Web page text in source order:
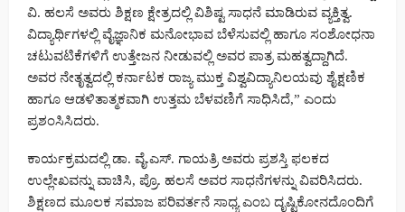
ವಿ. ಹಲಸೆ ಅವರು ಶಿಕ್ಷಣ ಕ್ಷೇತ್ರದಲ್ಲಿ ವಿಶಿಷ್ಟ ಸಾಧನೆ ಮಾಡಿರುವ ವ್ಯಕ್ತಿತ್ವ.
ವಿದ್ಯಾರ್ಥಿಗಳಲ್ಲಿ ವೈಜ್ಞಾನಿಕ ಮನೋಭಾವ ಬೆಳೆಸುವಲ್ಲಿ ಹಾಗೂ ಸಂಶೋಧನಾ
ಚಟುವಟಿಕೆಗಳಿಗೆ ಉತ್ತೇಜನ ನೀಡುವಲ್ಲಿ ಅವರ ಪಾತ್ರ ಮಹತ್ವದ್ದಾಗಿದೆ.
ಅವರ ನೇತೃತ್ವದಲ್ಲಿ ಕರ್ನಾಟಕ ರಾಜ್ಯ ಮುಕ್ತ ವಿಶ್ವವಿದ್ಯಾನಿಲಯವು ಶೈಕ್ಷಣಿಕ
ಹಾಗೂ ಆಡಳಿತಾತ್ಮಕವಾಗಿ ಉತ್ತಮ ಬೆಳವಣಿಗೆ ಸಾಧಿಸಿದೆ,” ಎಂದು
ಪ್ರಶಂಸಿಸಿದರು.
ಕಾರ್ಯಕ್ರಮದಲ್ಲಿ ಡಾ. ವೈ.ಎಸ್. ಗಾಯತ್ರಿ ಅವರು ಪ್ರಶಸ್ತಿ ಫಲಕದ
ಉಲ್ಲೇಖವನ್ನು ವಾಚಿಸಿ, ಪ್ರೊ. ಹಲಸೆ ಅವರ ಸಾಧನೆಗಳನ್ನು ವಿವರಿಸಿದರು.
ಶಿಕ್ಷಣದ ಮೂಲಕ ಸಮಾಜ ಪರಿವರ್ತನೆ ಸಾಧ್ಯ ಎಂಬ ದೃಷ್ಟಿಕೋನದೊಂದಿಗೆ